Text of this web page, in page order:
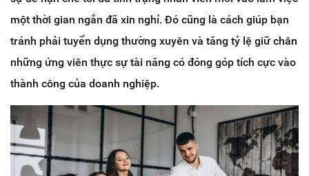
một thời gian ngắn đã xin nghỉ. Đó cũng là cách giúp bạn
tránh phải tuyển dụng thường xuyên và tăng tỷ lệ giữ chân
những ứng viên thực sự tài năng có đóng góp tích cực vào
thành công của doanh nghiệp.